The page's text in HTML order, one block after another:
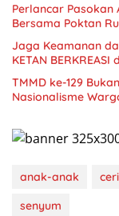
Perlancar Pasokan
Bersama Poktan
Jaga Keamanan
KETAN
TMMD ke-129
Nasionalisme
anak-anak
senyum